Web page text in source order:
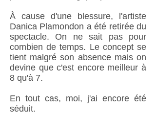
À cause d'une blessure, l'artiste
Danica Plamondon a été retirée du
spectacle. On ne sait pas pour
combien de temps. Le concept se
tient malgré son absence mais on
devine que c'est encore meilleur à
8 qu'à 7.
En tout cas, moi, j'ai encore été
séduit.